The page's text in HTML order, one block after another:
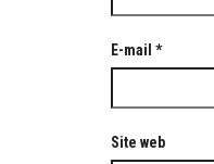
E-mail *
Site web